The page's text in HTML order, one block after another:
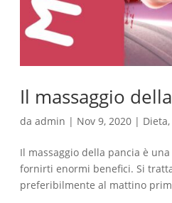
Il massaggio
daadmin | Nov 9, 2020 | Dieta,
Il massaggio della pancia è
fornirti enormi benefici. Si
preferibilmente al mattino